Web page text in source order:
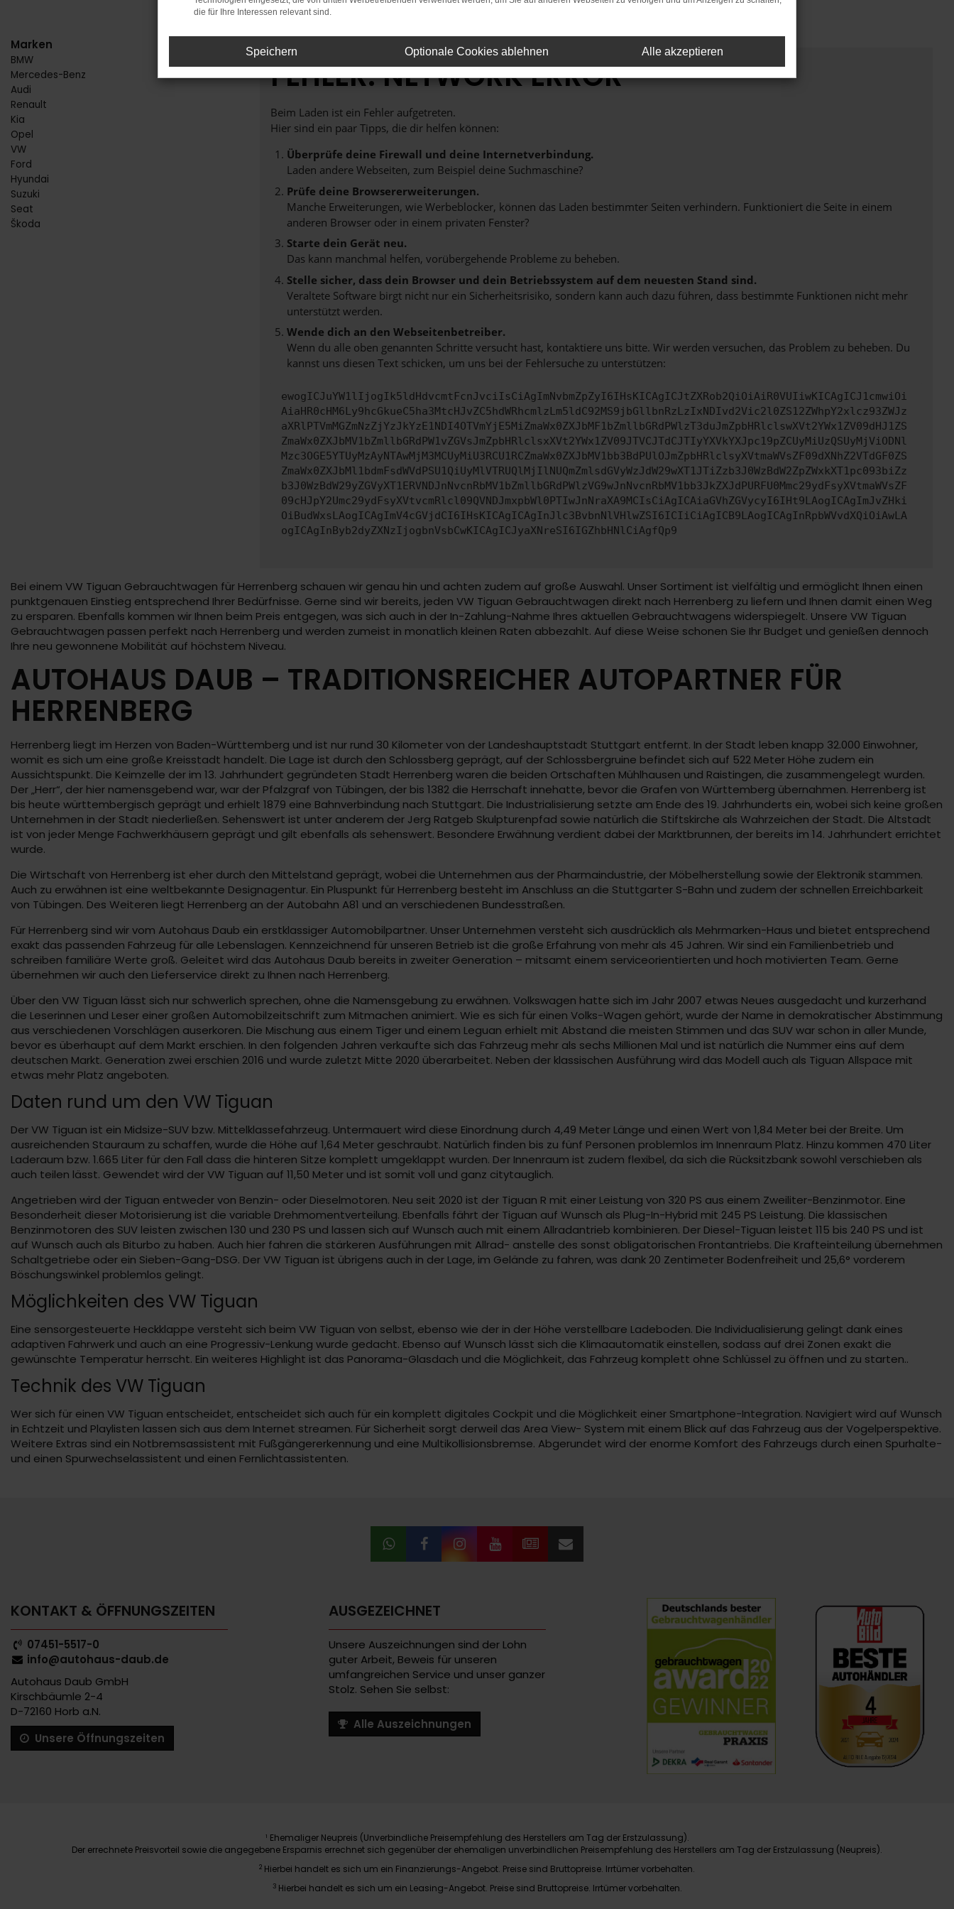
Marken
BMW
Mercedes-Benz
Audi
Renault
Kia
Opel
VW
Ford
Hyundai
Suzuki
Seat
Škoda
FEHLER: NETWORK ERROR
Beim Laden ist ein Fehler aufgetreten.
Hier sind ein paar Tipps, die dir helfen können:
Überprüfe deine Firewall und deine Internetverbindung.
Laden andere Webseiten, zum Beispiel deine Suchmaschine?
Prüfe deine Browsererweiterungen.
Manche Erweiterungen, wie Werbeblocker, können das Laden bestimmter Seiten verhindern. Funktioniert die Seite in einem
anderen Browser oder in einem privaten Fenster?
Starte dein Gerät neu.
Das kann manchmal helfen, vorübergehende Probleme zu beheben.
Stelle sicher, dass dein Browser und dein Betriebssystem auf dem neuesten Stand sind.
Veraltete Software birgt nicht nur ein Sicherheitsrisiko, sondern kann auch dazu führen, dass bestimmte Funktionen nicht mehr
unterstützt werden.
Wende dich an den Webseitenbetreiber.
Wenn du alle oben genannten Schritte versucht hast, kontaktiere uns bitte. Wir werden versuchen, das Problem zu beheben. Du
kannst uns diesen Text schicken, um uns bei der Fehlersuche zu unterstützen:
ewogICJuYW1lIjogIk5ldHdvcmtFcnJvciIsCiAgImNvbmZpZyI6IHsKICAgICJtZXRob2QiOiAiR0VUIiwKICAgICJ1cmwiOi
AiaHR0cHM6Ly9hcGkueC5ha3MtcHJvZC5hdWRhcmlzLm5ldC92MS9jbGllbnRzLzIxNDIvd2Vic2l0ZS12ZWhpY2xlcz93ZWJz
aXRlPTVmMGZmNzZjYzJkYzE1NDI4OTVmYjE5MiZmaWx0ZXJbMF1bZmllbGRdPWlzT3duJmZpbHRlclswXVt2YWx1ZV09dHJ1ZS
ZmaWx0ZXJbMV1bZmllbGRdPW1vZGVsJmZpbHRlclsxXVt2YWx1ZV09JTVCJTdCJTIyYXVkYXJpc19pZCUyMiUzQSUyMjViODNl
Mzc3OGE5YTUyMzAyNTAwMjM3MCUyMiU3RCU1RCZmaWx0ZXJbMV1bb3BdPUlOJmZpbHRlclsyXVtmaWVsZF09dXNhZ2VTdGF0ZS
ZmaWx0ZXJbMl1bdmFsdWVdPSU1QiUyMlVTRUQlMjIlNUQmZmlsdGVyWzJdW29wXT1JTiZzb3J0WzBdW2ZpZWxkXT1pc093biZz
b3J0WzBdW29yZGVyXT1ERVNDJnNvcnRbMV1bZmllbGRdPWlzVG9wJnNvcnRbMV1bb3JkZXJdPURFU0Mmc29ydFsyXVtmaWVsZF
09cHJpY2Umc29ydFsyXVtvcmRlcl09QVNDJmxpbWl0PTIwJnNraXA9MCIsCiAgICAiaGVhZGVycyI6IHt9LAogICAgImJvZHki
OiBudWxsLAogICAgImV4cGVjdCI6IHsKICAgICAgInJlc3BvbnNlVHlwZSI6ICIiCiAgICB9LAogICAgInRpbWVvdXQiOiAwLA
ogICAgInByb2dyZXNzIjogbnVsbCwKICAgICJyaXNreSI6IGZhbHNlCiAgfQp9
Bei einem VW Tiguan Gebrauchtwagen für Herrenberg schauen wir genau hin und achten zudem auf große Auswahl. Unser Sortiment ist vielfältig und ermöglicht Ihnen einen
punktgenauen Einstieg entsprechend Ihrer Bedürfnisse. Gerne sind wir bereits, jeden VW Tiguan Gebrauchtwagen direkt nach Herrenberg zu liefern und Ihnen damit einen Weg
zu ersparen. Ebenfalls kommen wir Ihnen beim Preis entgegen, was sich auch in der In-Zahlung-Nahme Ihres aktuellen Gebrauchtwagens widerspiegelt. Unsere VW Tiguan
Gebrauchtwagen passen perfekt nach Herrenberg und werden zumeist in monatlich kleinen Raten abbezahlt. Auf diese Weise schonen Sie Ihr Budget und genießen dennoch
Ihre neu gewonnene Mobilität auf höchstem Niveau.
AUTOHAUS DAUB – TRADITIONSREICHER AUTOPARTNER FÜR
HERRENBERG
Herrenberg liegt im Herzen von Baden-Württemberg und ist nur rund 30 Kilometer von der Landeshauptstadt Stuttgart entfernt. In der Stadt leben knapp 32.000 Einwohner,
womit es sich um eine große Kreisstadt handelt. Die Lage ist durch den Schlossberg geprägt, auf der Schlossbergruine befindet sich auf 522 Meter Höhe zudem ein
Aussichtspunkt. Die Keimzelle der im 13. Jahrhundert gegründeten Stadt Herrenberg waren die beiden Ortschaften Mühlhausen und Raistingen, die zusammengelegt wurden.
Der „Herr“, der hier namensgebend war, war der Pfalzgraf von Tübingen, der bis 1382 die Herrschaft innehatte, bevor die Grafen von Württemberg übernahmen. Herrenberg ist
bis heute württembergisch geprägt und erhielt 1879 eine Bahnverbindung nach Stuttgart. Die Industrialisierung setzte am Ende des 19. Jahrhunderts ein, wobei sich keine großen
Unternehmen in der Stadt niederließen. Sehenswert ist unter anderem der Jerg Ratgeb Skulpturenpfad sowie natürlich die Stiftskirche als Wahrzeichen der Stadt. Die Altstadt
ist von jeder Menge Fachwerkhäusern geprägt und gilt ebenfalls als sehenswert. Besondere Erwähnung verdient dabei der Marktbrunnen, der bereits im 14. Jahrhundert errichtet
wurde.
Die Wirtschaft von Herrenberg ist eher durch den Mittelstand geprägt, wobei die Unternehmen aus der Pharmaindustrie, der Möbelherstellung sowie der Elektronik stammen.
Auch zu erwähnen ist eine weltbekannte Designagentur. Ein Pluspunkt für Herrenberg besteht im Anschluss an die Stuttgarter S-Bahn und zudem der schnellen Erreichbarkeit
von Tübingen. Des Weiteren liegt Herrenberg an der Autobahn A81 und an verschiedenen Bundesstraßen.
Für Herrenberg sind wir vom Autohaus Daub ein erstklassiger Automobilpartner. Unser Unternehmen versteht sich ausdrücklich als Mehrmarken-Haus und bietet entsprechend
exakt das passenden Fahrzeug für alle Lebenslagen. Kennzeichnend für unseren Betrieb ist die große Erfahrung von mehr als 45 Jahren. Wir sind ein Familienbetrieb und
schreiben familiäre Werte groß. Geleitet wird das Autohaus Daub bereits in zweiter Generation – mitsamt einem serviceorientierten und hoch motivierten Team. Gerne
übernehmen wir auch den Lieferservice direkt zu Ihnen nach Herrenberg.
Über den VW Tiguan lässt sich nur schwerlich sprechen, ohne die Namensgebung zu erwähnen. Volkswagen hatte sich im Jahr 2007 etwas Neues ausgedacht und kurzerhand
die Leserinnen und Leser einer großen Automobilzeitschrift zum Mitmachen animiert. Wie es sich für einen Volks-Wagen gehört, wurde der Name in demokratischer Abstimmung
aus verschiedenen Vorschlägen auserkoren. Die Mischung aus einem Tiger und einem Leguan erhielt mit Abstand die meisten Stimmen und das SUV war schon in aller Munde,
bevor es überhaupt auf dem Markt erschien. In den folgenden Jahren verkaufte sich das Fahrzeug mehr als sechs Millionen Mal und ist natürlich die Nummer eins auf dem
deutschen Markt. Generation zwei erschien 2016 und wurde zuletzt Mitte 2020 überarbeitet. Neben der klassischen Ausführung wird das Modell auch als Tiguan Allspace mit
etwas mehr Platz angeboten.
Daten rund um den VW Tiguan
Der VW Tiguan ist ein Midsize-SUV bzw. Mittelklassefahrzeug. Untermauert wird diese Einordnung durch 4,49 Meter Länge und einen Wert von 1,84 Meter bei der Breite. Um
ausreichenden Stauraum zu schaffen, wurde die Höhe auf 1,64 Meter geschraubt. Natürlich finden bis zu fünf Personen problemlos im Innenraum Platz. Hinzu kommen 470 Liter
Laderaum bzw. 1.665 Liter für den Fall dass die hinteren Sitze komplett umgeklappt wurden. Der Innenraum ist zudem flexibel, da sich die Rücksitzbank sowohl verschieben als
auch teilen lässt. Gewendet wird der VW Tiguan auf 11,50 Meter und ist somit voll und ganz citytauglich.
Angetrieben wird der Tiguan entweder von Benzin- oder Dieselmotoren. Neu seit 2020 ist der Tiguan R mit einer Leistung von 320 PS aus einem Zweiliter-Benzinmotor. Eine
Besonderheit dieser Motorisierung ist die variable Drehmomentverteilung. Ebenfalls fährt der Tiguan auf Wunsch als Plug-In-Hybrid mit 245 PS Leistung. Die klassischen
Benzinmotoren des SUV leisten zwischen 130 und 230 PS und lassen sich auf Wunsch auch mit einem Allradantrieb kombinieren. Der Diesel-Tiguan leistet 115 bis 240 PS und ist
auf Wunsch auch als Biturbo zu haben. Auch hier fahren die stärkeren Ausführungen mit Allrad- anstelle des sonst obligatorischen Frontantriebs. Die Krafteinteilung übernehmen
Schaltgetriebe oder ein Sieben-Gang-DSG. Der VW Tiguan ist übrigens auch in der Lage, im Gelände zu fahren, was dank 20 Zentimeter Bodenfreiheit und 25,6° vorderem
Böschungswinkel problemlos gelingt.
Möglichkeiten des VW Tiguan
Eine sensorgesteuerte Heckklappe versteht sich beim VW Tiguan von selbst, ebenso wie der in der Höhe verstellbare Ladeboden. Die Individualisierung gelingt dank eines
adaptiven Fahrwerk und auch an eine Progressiv-Lenkung wurde gedacht. Ebenso auf Wunsch lässt sich die Klimaautomatik einstellen, sodass auf drei Zonen exakt die
gewünschte Temperatur herrscht. Ein weiteres Highlight ist das Panorama-Glasdach und die Möglichkeit, das Fahrzeug komplett ohne Schlüssel zu öffnen und zu starten..
Technik des VW Tiguan
Wer sich für einen VW Tiguan entscheidet, entscheidet sich auch für ein komplett digitales Cockpit und die Möglichkeit einer Smartphone-Integration. Navigiert wird auf Wunsch
in Echtzeit und Playlisten lassen sich aus dem Internet streamen. Für Sicherheit sorgt derweil das Area View- System mit einem Blick auf das Fahrzeug aus der Vogelperspektive.
Weitere Extras sind ein Notbremsassistent mit Fußgängererkennung und eine Multikollisionsbremse. Abgerundet wird der enorme Komfort des Fahrzeugs durch einen Spurhalte-
und einen Spurwechselassistent und einen Fernlichtassistenten.
KONTAKT & ÖFFNUNGSZEITEN
07451-5517-0
info@autohaus-daub.de
Autohaus Daub GmbH
Kirschbäumle 2-4
D-72160 Horb a.N.
Unsere Öffnungszeiten
AUSGEZEICHNET
Unsere Auszeichnungen sind der Lohn
guter Arbeit, Beweis für unseren
umfangreichen Service und unser ganzer
Stolz. Sehen Sie selbst:
Alle Auszeichnungen
1 Ehemaliger Neupreis (Unverbindliche Preisempfehlung des Herstellers am Tag der Erstzulassung).
Der errechnete Preisvorteil sowie die angegebene Ersparnis errechnet sich gegenüber der ehemaligen unverbindlichen Preisempfehlung des Herstellers am Tag der Erstzulassung (Neupreis).
2 Hierbei handelt es sich um ein Finanzierungs-Angebot. Preise sind Bruttopreise. Irrtümer vorbehalten.
3 Hierbei handelt es sich um ein Leasing-Angebot. Preise sind Bruttopreise. Irrtümer vorbehalten.
die für Ihre Interessen relevant sind.
Speichern Optionale Cookies ablehnen Alle akzeptieren